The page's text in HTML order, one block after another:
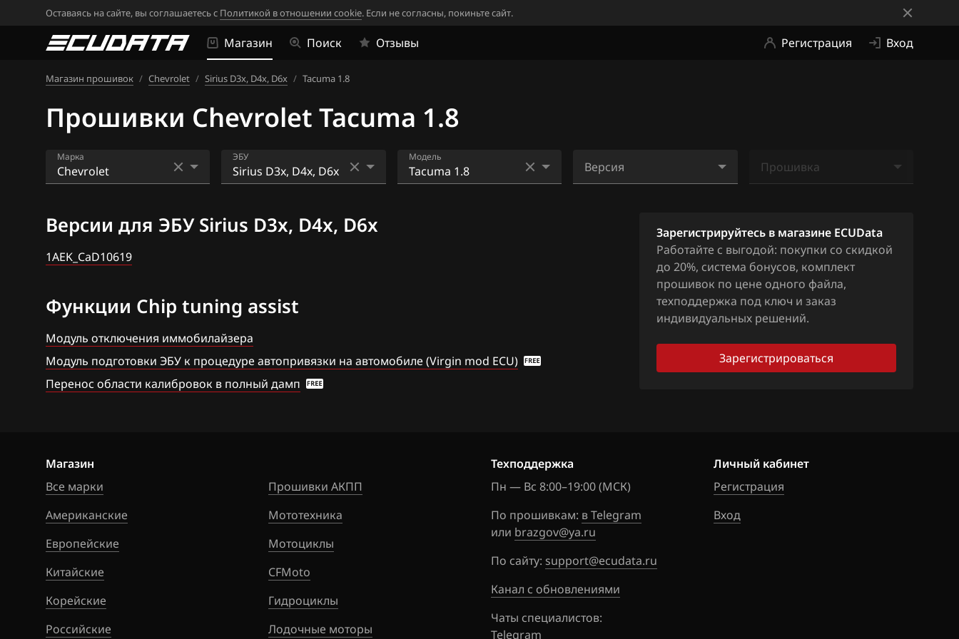
Оставаясь на сайте, вы соглашаетесь с Политикой в отношении cookie. Если не согласны, покиньте сайт.
Магазин Поиск Отзывы Регистрация Вход
Магазин прошивок / Chevrolet / Sirius D3x, D4x, D6x / Tacuma 1.8
Прошивки Chevrolet Tacuma 1.8
Марка
Alfa Romeo
ATLAS
BAIC
BAW
Bentley
Cadillac
Changan
Chenglong
Chery
Chevrolet
Chrysler
ЭБУ
ACDelco 5 (E80 Gen2)
ACDelco 5 (E92) (2015+)
Bosch MED9.6.1
Delphi MR140 (HV240)
Модель
Optra
Версия
Прошивка
Версии для ЭБУ Sirius D3x, D4x, D6x
1AEK_CaD10619
Функции Chip tuning assist
Модуль отключения иммобилайзера
Модуль подготовки ЭБУ к процедуре автопривязки на автомобиле (Virgin mod ECU)
Перенос области калибровок в полный дамп
Зарегистрируйтесь в магазине ECUData
Работайте с выгодой: покупки со скидкой
до 20%, система бонусов, комплект
прошивок по цене одного файла,
техподдержка под ключ и заказ
индивидуальных решений.
Зарегистрироваться
Магазин
Все марки
Американские
Европейские
Китайские
Корейские
Российские
Прошивки АКПП
Мототехника
Мотоциклы
CFMoto
Гидроциклы
Лодочные моторы
Техподдержка
Пн — Вс 8:00–19:00 (МСК)
По прошивкам: в Telegram
или brazgov@ya.ru
По сайту: support@ecudata.ru
Канал с обновлениями
Чаты специалистов:
Telegram
Личный кабинет
Регистрация
Вход